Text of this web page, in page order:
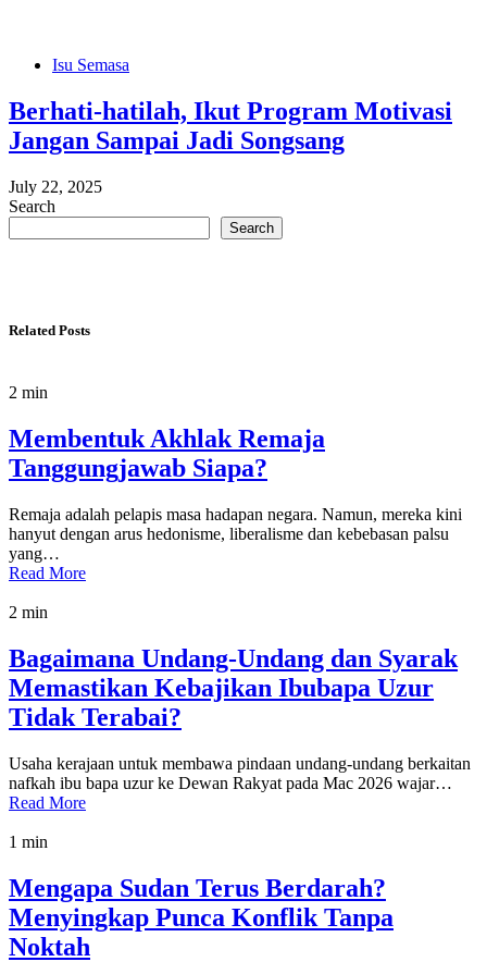
Isu Semasa
Berhati-hatilah, Ikut Program Motivasi
Jangan Sampai Jadi Songsang
July 22, 2025
Search
Search
Related Posts
2 min
Membentuk Akhlak Remaja
Tanggungjawab Siapa?
Remaja adalah pelapis masa hadapan negara. Namun, mereka kini
hanyut dengan arus hedonisme, liberalisme dan kebebasan palsu
yang…
Read More
2 min
Bagaimana Undang-Undang dan Syarak
Memastikan Kebajikan Ibubapa Uzur
Tidak Terabai?
Usaha kerajaan untuk membawa pindaan undang-undang berkaitan
nafkah ibu bapa uzur ke Dewan Rakyat pada Mac 2026 wajar…
Read More
1 min
Mengapa Sudan Terus Berdarah?
Menyingkap Punca Konflik Tanpa
Noktah